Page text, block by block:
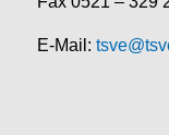
E-Mail: